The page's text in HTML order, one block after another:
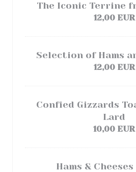
The Iconic Terrine
12,00 EUR
Selection of Hams
12,00 EUR
Confied Gizzards
Lard
10,00 EUR
Hams &